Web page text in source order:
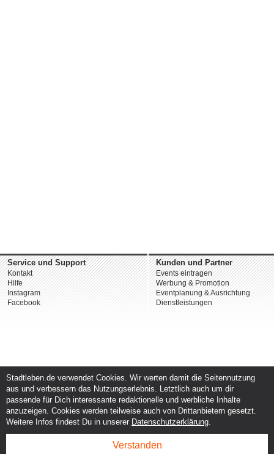
Service und Support
Kontakt
Hilfe
Instagram
Facebook
Kunden und Partner
Events eintragen
Werbung & Promotion
Eventplanung & Ausrichtung
Dienstleistungen
Stadtleben.de verwendet Cookies. Wir werten damit die Seitennutzung
aus und verbessern das Nutzungserlebnis. Letztlich auch um dir
passende für Dich interessante redaktionelle und werbliche Inhalte
anzuzeigen. Cookies werden teilweise auch von Drittanbietern gesetzt.
Weitere Infos findest Du in unserer Datenschutzerklärung.
Verstanden